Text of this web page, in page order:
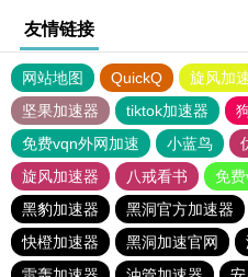
友情链接
网站地图 QuickQ 旋风加
坚果加速器
tiktok加速器
免费vqn外网加速
小蓝鸟
旋风加速器
八戒看书
免
黑豹加速器
黑洞官方加速器
快橙加速器
黑洞加速官网